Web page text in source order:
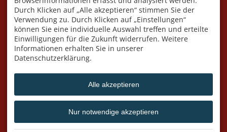
Fuggerstraße 7
87561 Oberstdorf
DEUTSCHLAND
Mobil+49 176 591 549 95
info@villa-jauss.de
Angelika Blüml
Am Dummelsmoos 41
87561 Oberstdorf
Wir sind telefonisch nur
während der Öffnungszeiten
erreichbar!!
ÖFFNUNGSZEITEN
Ankündigungen
Durch Klicken auf „Alle akzeptieren“ stimmen Sie der
Verwendung zu. Durch Klicken auf „Einstellungen“
können Sie eine individuelle Auswahl treffen und erteilte
Einwilligungen für die Zukunft widerrufen. Weitere
Informationen erhalten Sie in unserer
Datenschutzerklärung.
Alle akzeptieren
Nur notwendige akzeptieren